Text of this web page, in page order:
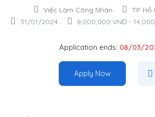
Việc Làm Công Nhân
TP Hồ
31/01/2024
8,000,000 VNĐ -
Application ends: 08/03/
Apply Now